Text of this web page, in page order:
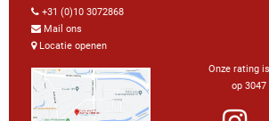
+31 (0)10 3072868
Mail ons
Locatie openen
Onze rating
op